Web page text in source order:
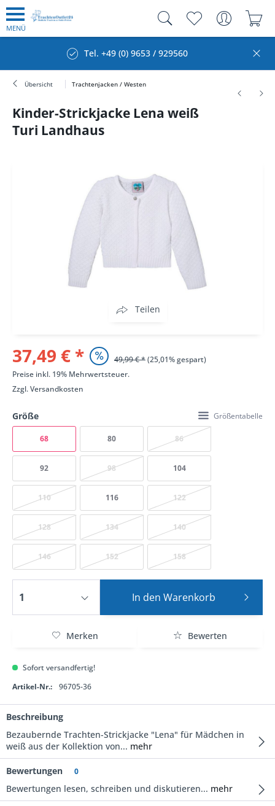
MENÜ
Tel. +49 (0) 9653 / 929560
Übersicht Trachtenjacken / Westen
Kinder-Strickjacke Lena weiß
Turi Landhaus
Teilen
37,49 € * 49,99 € *(25,01% gespart)
Preise inkl. 19% Mehrwertsteuer.
Zzgl.Versandkosten
Größe Größentabelle
68 80 86
92 98 104
110 116 122
128 134 140
146 152 158
In den Warenkorb
Merken Bewerten
Sofort versandfertig!
Artikel-Nr.:
96705-36
Beschreibung
Bezaubernde Trachten-Strickjacke "Lena" für Mädchen in
weiß aus der Kollektion von... mehr
Bewertungen 0
Bewertungen lesen, schreiben und diskutieren... mehr